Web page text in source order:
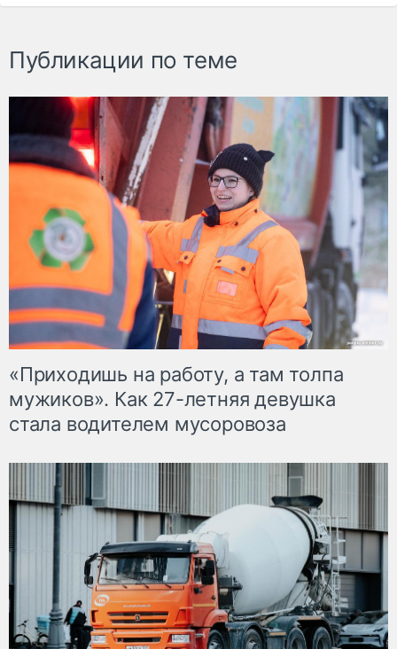
Публикации по теме
«Приходишь на работу, а там толпа
мужиков». Как 27-летняя девушка
стала водителем мусоровоза